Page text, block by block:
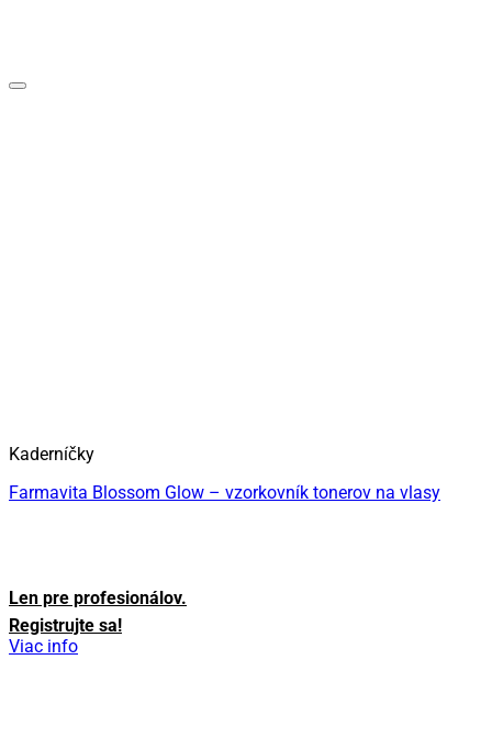
Kaderníčky
Farmavita Blossom Glow – vzorkovník tonerov na vlasy
Len pre profesionálov.
Registrujte sa!
Viac info